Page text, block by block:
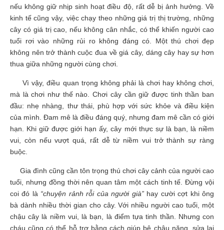
nếu không giữ nhịp sinh hoạt điều độ, rất dễ bị ảnh hưởng. Về
kinh tế cũng vậy, việc chạy theo những giá trị thị trường, những
cây có giá trị cao, nếu không cân nhắc, có thể khiến người cao
tuổi rơi vào những rủi ro không đáng có. Một thú chơi đẹp
không nên trở thành cuộc đua về giá cây, dáng cây hay sự hơn
thua giữa những người cùng chơi.
Vì vậy, điều quan trọng không phải là chơi hay không chơi,
mà là chơi như thế nào. Chơi cây cần giữ được tinh thần ban
đầu: nhẹ nhàng, thư thái, phù hợp với sức khỏe và điều kiện
của mình. Đam mê là điều đáng quý, nhưng đam mê cần có giới
hạn. Khi giữ được giới hạn ấy, cây mới thực sự là bạn, là niềm
vui, còn nếu vượt quá, rất dễ từ niềm vui trở thành sự ràng
buộc.
Gia đình cũng cần tôn trọng thú chơi cây cảnh của người cao
tuổi, nhưng đồng thời nên quan tâm một cách tinh tế. Đừng vội
coi đó là “chuyện rảnh rỗi của người già”hay cười cợt khi ông
bà dành nhiều thời gian cho cây. Với nhiều người cao tuổi, một
chậu cây là niềm vui, là bạn, là điểm tựa tinh thần. Nhưng con
cháu cũng có thể hỗ trợ bằng cách giúp bê chậu nặng, sửa lại